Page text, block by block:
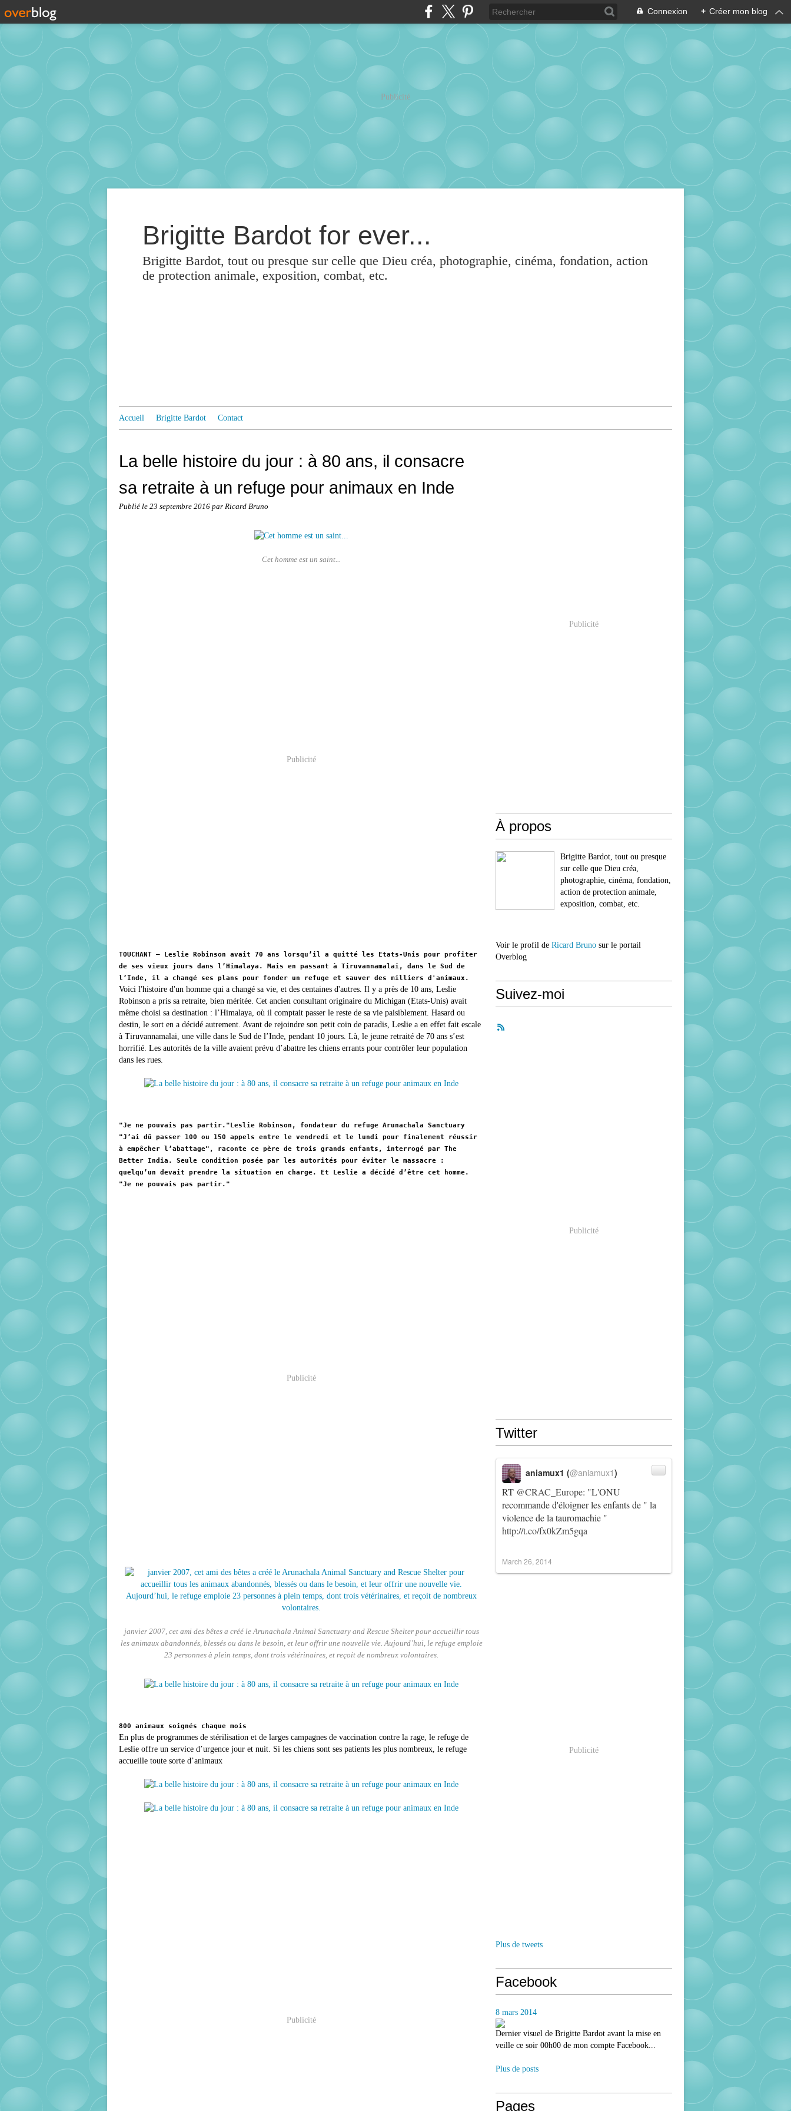
Connexion + Créer mon blog
Publicité
Brigitte Bardot for ever...
Brigitte Bardot, tout ou presque sur celle que Dieu créa, photographie, cinéma, fondation, action
de protection animale, exposition, combat, etc.
Accueil Brigitte Bardot Contact
La belle histoire du jour : à 80 ans, il consacre
sa retraite à un refuge pour animaux en Inde
Publié le 23 septembre 2016 par Ricard Bruno
Cet homme est un saint...
Publicité
TOUCHANT – Leslie Robinson avait 70 ans lorsqu’il a quitté les Etats-Unis pour profiter
de ses vieux jours dans l’Himalaya. Mais en passant à Tiruvannamalai, dans le Sud de
l’Inde, il a changé ses plans pour fonder un refuge et sauver des milliers d'animaux.
Voici l'histoire d'un homme qui a changé sa vie, et des centaines d'autres. Il y a près de 10 ans, Leslie
Robinson a pris sa retraite, bien méritée. Cet ancien consultant originaire du Michigan (Etats-Unis) avait
même choisi sa destination : l’Himalaya, où il comptait passer le reste de sa vie paisiblement. Hasard ou
destin, le sort en a décidé autrement. Avant de rejoindre son petit coin de paradis, Leslie a en effet fait escale
à Tiruvannamalai, une ville dans le Sud de l’Inde, pendant 10 jours. Là, le jeune retraité de 70 ans s’est
horrifié. Les autorités de la ville avaient prévu d’abattre les chiens errants pour contrôler leur population
dans les rues.
"Je ne pouvais pas partir."Leslie Robinson, fondateur du refuge Arunachala Sanctuary
"J’ai dû passer 100 ou 150 appels entre le vendredi et le lundi pour finalement réussir
à empêcher l’abattage", raconte ce père de trois grands enfants, interrogé par The
Better India. Seule condition posée par les autorités pour éviter le massacre :
quelqu’un devait prendre la situation en charge. Et Leslie a décidé d’être cet homme.
"Je ne pouvais pas partir."
Publicité
janvier 2007, cet ami des bêtes a créé le Arunachala Animal Sanctuary and Rescue Shelter pour accueillir tous
les animaux abandonnés, blessés ou dans le besoin, et leur offrir une nouvelle vie. Aujourd’hui, le refuge emploie
23 personnes à plein temps, dont trois vétérinaires, et reçoit de nombreux volontaires.
800 animaux soignés chaque mois
En plus de programmes de stérilisation et de larges campagnes de vaccination contre la rage, le refuge de
Leslie offre un service d’urgence jour et nuit. Si les chiens sont ses patients les plus nombreux, le refuge
accueille toute sorte d’animaux
Publicité
Publicité
À propos
Brigitte Bardot, tout ou presque
sur celle que Dieu créa,
photographie, cinéma, fondation,
action de protection animale,
exposition, combat, etc.
Voir le profil de Ricard Bruno sur le portail
Overblog
Suivez-moi
Publicité
Twitter
RT @CRAC_Europe: "L'ONU
recommande d'éloigner les enfants de " la
violence de la tauromachie "
http://t.co/fx0kZm5gqa
aniamux1 (@aniamux1)
March 26, 2014
Publicité
Plus de tweets
Facebook
8 mars 2014
Dernier visuel de Brigitte Bardot avant la mise en
veille ce soir 00h00 de mon compte Facebook...
Plus de posts
Pages